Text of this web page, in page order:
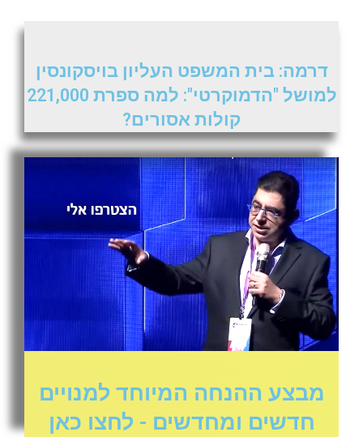
דרמה: בית המשפט העליון בויסקונסין
למושל "הדמוקרטי": למה ספרת 221,000
קולות אסורים?
מבצע ההנחה המיוחד למנויים
חדשים ומחדשים - לחצו כאן